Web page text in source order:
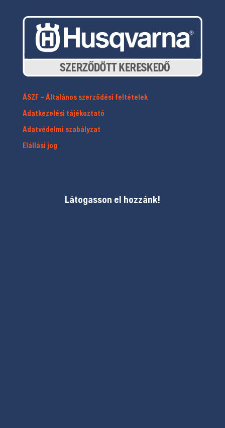
ÁSZF – Általános szerződési feltételek
Adatkezelési tájékoztató
Adatvédelmi szabályzat
Elállási jog
Látogasson el hozzánk!